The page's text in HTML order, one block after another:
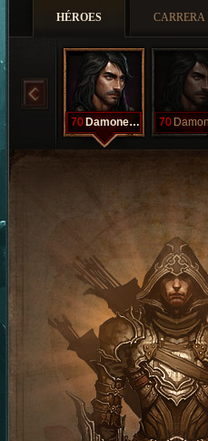
HÉROES CARRERA
70 Damonenjager 70